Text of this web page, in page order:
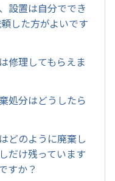
設置は自分ででき
した方がよいです
修理してもらえま
処分はどうしたら
どのように廃棄し
だけ残っています
すか？